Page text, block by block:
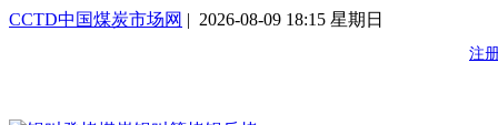
CCTD中国煤炭市场网 | 2026-08-09 18:15 星期日